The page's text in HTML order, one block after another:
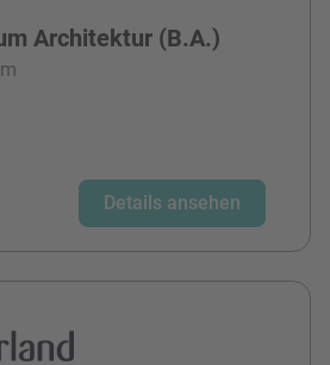
Architektur (B.A.)
Details ansehen